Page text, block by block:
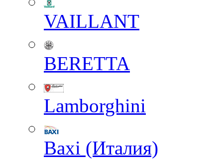
VAILLANT
BERETTA
Lamborghini
Baxi (Италия)